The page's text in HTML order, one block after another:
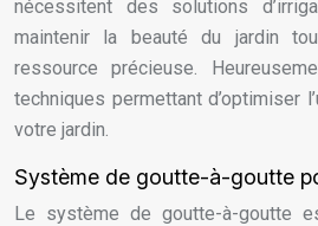
nécessitent des solutions
maintenir la beauté du jardin
ressource précieuse.
techniques permettant d’optimiser
votre jardin.
Système de goutte-à-goutte
Le système de goutte-à-goutte